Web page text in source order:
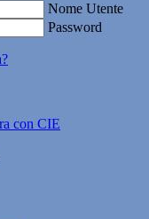
Nome Utente
Password
con CIE